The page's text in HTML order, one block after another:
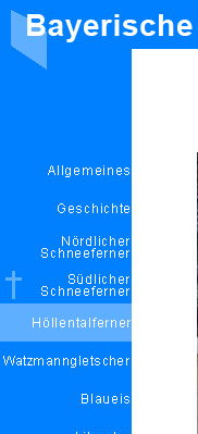
Der Höllentalferner von